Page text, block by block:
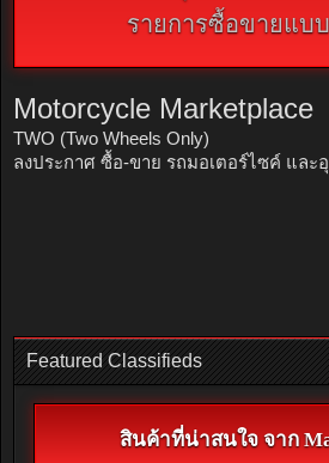
รายการซื้อขายแบ
Motorcycle Marketplace
TWO (Two Wheels Only)
ลงประกาศ ซื้อ-ขาย รถมอเตอร์ไซค์ และ
Featured Classifieds
สินค้าที่น่าสนใจ จาก